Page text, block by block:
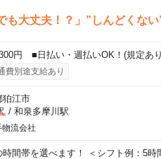
も大丈夫！？」”しんどくな
円 ■日払い・週払いOK！(規定あ
費別途支給あり
狛江市
/ 和泉多摩川駅
物流会社
時間帯を選べます！ ＜シフト例：5